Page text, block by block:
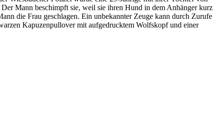
Mann beschimpft sie, weil sie ihren Hund in dem Anhänger kurz
die Frau geschlagen. Ein unbekannter Zeuge kann durch Zurufe
Kapuzenpullover mit aufgedrucktem Wolfskopf und einer